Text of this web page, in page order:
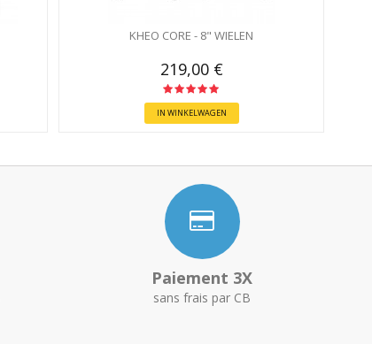
KHEO CORE - 8" WIELEN
219,00 €
IN WINKELWAGEN
Paiement 3X
sans frais par CB